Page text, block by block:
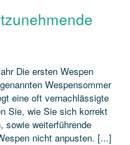
Die ersten Wespen
Wespensommer
eine oft vernachlässigte
Sie, wie Sie sich korrekt
sowie weiterführende
nicht anpusten. [...]